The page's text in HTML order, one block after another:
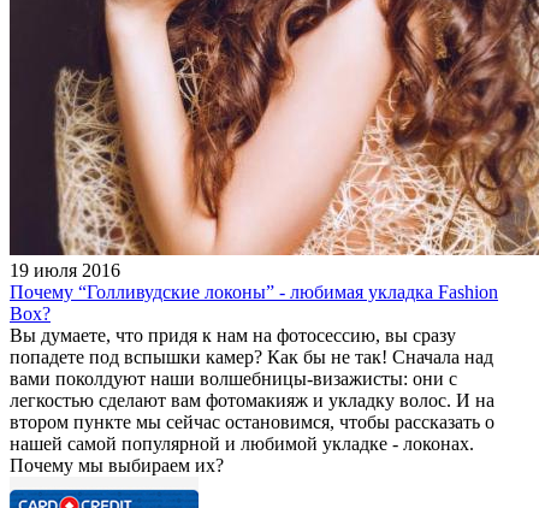
19 июля 2016
Почему “Голливудские локоны” - любимая укладка Fashion
Box?
Вы думаете, что придя к нам на фотосессию, вы сразу
попадете под вспышки камер? Как бы не так! Сначала над
вами поколдуют наши волшебницы-визажисты: они с
легкостью сделают вам фотомакияж и укладку волос. И на
втором пункте мы сейчас остановимся, чтобы рассказать о
нашей самой популярной и любимой укладке - локонах.
Почему мы выбираем их?